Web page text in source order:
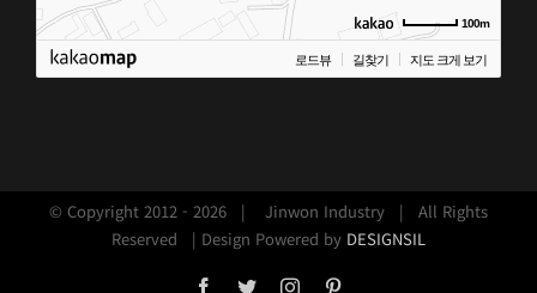
100m
로드뷰 길찾기 지도 크게 보기
© Copyright 2012 - 2026 | Jinwon Industry | All Rights
Reserved | Design Powered by DESIGNSIL
Facebook
TwitterInstagram